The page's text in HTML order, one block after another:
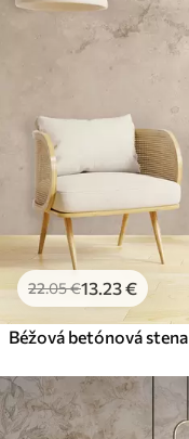
22.05€13 .23€
Béžová betónová stena